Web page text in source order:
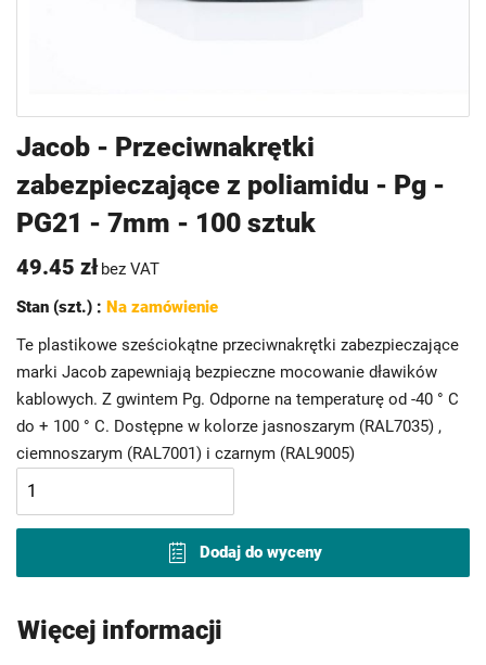
Jacob - Przeciwnakrętki
zabezpieczające z poliamidu - Pg -
PG21 - 7mm - 100 sztuk
49.45 zł bez VAT
Stan (szt.) : Na zamówienie
Te plastikowe sześciokątne przeciwnakrętki zabezpieczające
marki Jacob zapewniają bezpieczne mocowanie dławików
kablowych. Z gwintem Pg. Odporne na temperaturę od -40 ° C
do + 100 ° C. Dostępne w kolorze jasnoszarym (RAL7035) ,
ciemnoszarym (RAL7001) i czarnym (RAL9005)
Dodaj do wyceny
na
początek
galerii
Więcej informacji